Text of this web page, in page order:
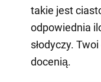
takie jest
odpowiednia
słodyczy.
docenią.